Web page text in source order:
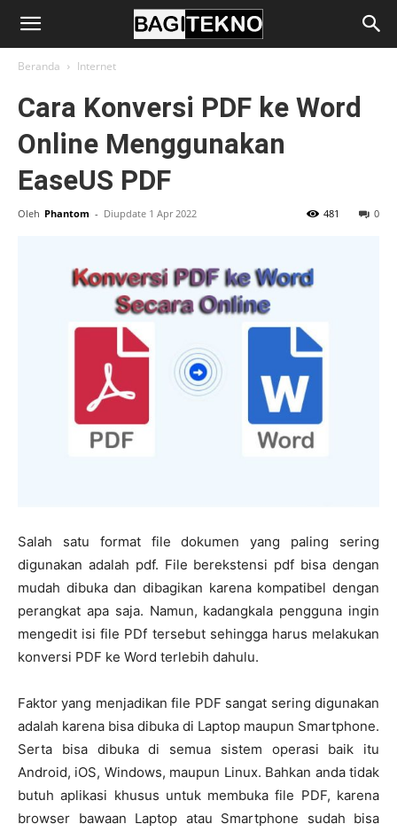
BagiTekno
Beranda Internet
Cara Konversi PDF ke Word
Online Menggunakan
EaseUS PDF
Oleh Phantom - Diupdate 1 Apr 2022 0
481
Salah satu format file dokumen yang paling sering
digunakan adalah pdf. File berekstensi pdf bisa dengan
mudah dibuka dan dibagikan karena kompatibel dengan
perangkat apa saja. Namun, kadangkala pengguna ingin
mengedit isi file PDf tersebut sehingga harus melakukan
konversi PDF ke Word terlebih dahulu.
Faktor yang menjadikan file PDF sangat sering digunakan
adalah karena bisa dibuka di Laptop maupun Smartphone.
Serta bisa dibuka di semua sistem operasi baik itu
Android, iOS, Windows, maupun Linux. Bahkan anda tidak
butuh aplikasi khusus untuk membuka file PDF, karena
browser bawaan Laptop atau Smartphone sudah bisa